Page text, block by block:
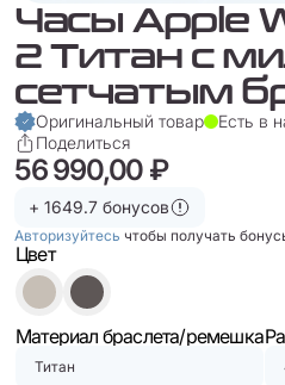
Часы Apple
2 Титан c
сетчатым
Оригинальный товар Есть в
Поделиться
56 990,00 ₽
+ 1649.7 бонусов
Авторизуйтесь чтобы получать
Цвет
Материал браслета/ремешка
Титан